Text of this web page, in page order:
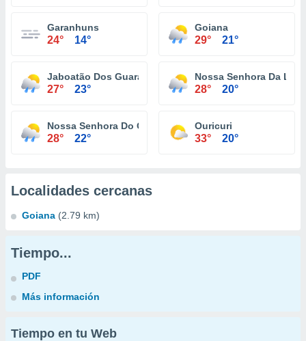
Garanhuns
24° 14°
Goiana
29° 21°
Jaboatão Dos Guararapes
27° 23°
Nossa Senhora Da Luz
28° 20°
Nossa Senhora Do O
28° 22°
Ouricuri
33° 20°
Localidades cercanas
Goiana (2.79 km)
Tiempo...
PDF
Más información
Tiempo en tu Web